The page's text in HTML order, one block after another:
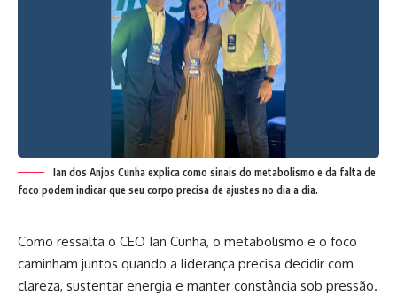
Ian dos Anjos Cunha explica como sinais do metabolismo e da falta de
foco podem indicar que seu corpo precisa de ajustes no dia a dia.
Como ressalta o CEO Ian Cunha, o metabolismo e o foco
caminham juntos quando a liderança precisa decidir com
clareza, sustentar energia e manter constância sob pressão.